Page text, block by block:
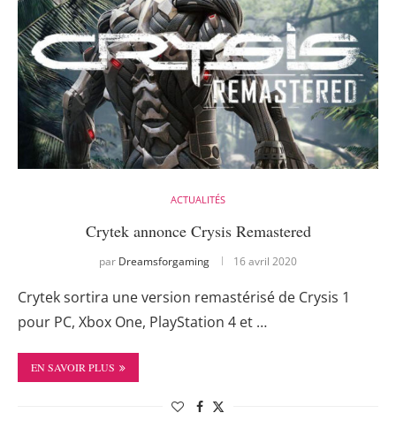
ACTUALITÉS
Crytek annonce Crysis Remastered
par Dreamsforgaming 16 avril 2020
Crytek sortira une version remastérisé de Crysis 1
pour PC, Xbox One, PlayStation 4 et …
EN SAVOIR PLUS